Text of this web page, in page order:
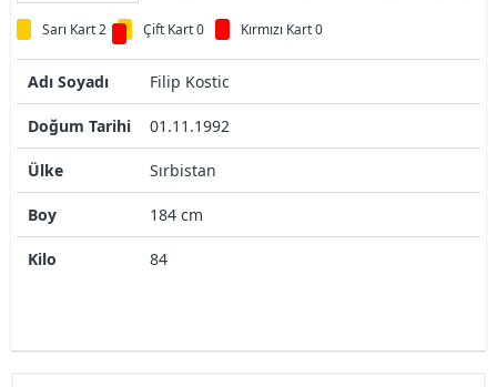
Sarı Kart 2 Çift Kart 0 Kırmızı Kart 0
Adı Soyadı Filip Kostic
Doğum Tarihi 01.11.1992
Ülke Sırbistan
Boy 184 cm
Kilo 84